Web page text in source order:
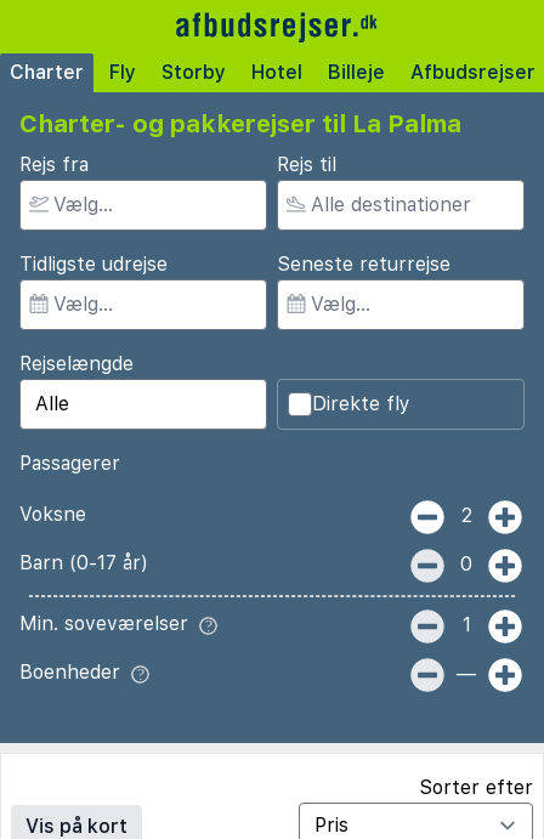
Charter Fly Storby Hotel Billeje Afbudsrejser
Charter- og pakkerejser til La Palma
Rejs fra Rejs til
Tidligste udrejse Seneste returrejse
Rejselængde
Direkte fly
Passagerer
Voksne 2
Barn (0-17 år) 0
Min. soveværelser 1
Boenheder —
Vis på kort
Sorter efter